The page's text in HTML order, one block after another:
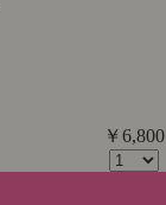
￥6,800